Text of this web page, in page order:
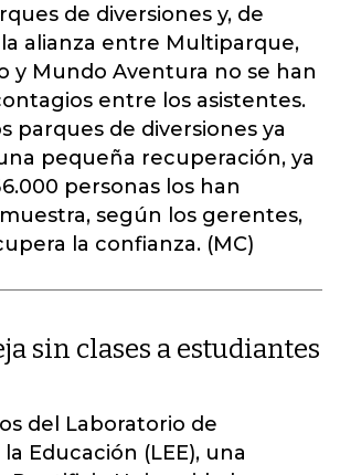
de diversiones y, de
alianza entre Multiparque,
y Mundo Aventura no se han
entre los asistentes.
parques de diversiones ya
pequeña recuperación, ya
personas los han
según los gerentes,
la confianza. (MC)
sin clases a estudiantes
del Laboratorio de
Educación (LEE), una